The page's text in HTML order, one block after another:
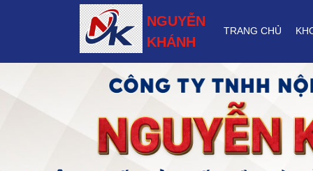
NGUYỄN
KHÁNH
TRANG CHỦ